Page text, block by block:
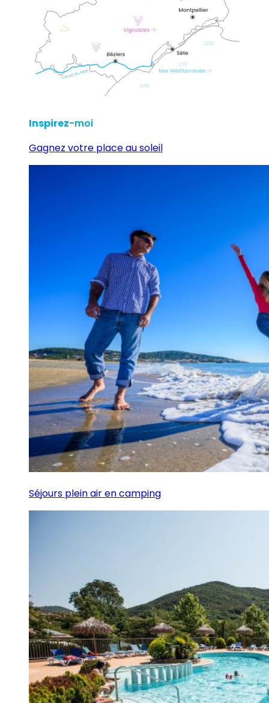
Inspirez-moi
Gagnez votre place au soleil
Séjours plein air en camping